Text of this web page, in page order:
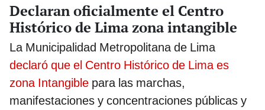
Declaran oficialmente el Centro
Histórico de Lima zona intangible
La Municipalidad Metropolitana de Lima
declaró que el Centro Histórico de Lima es
zona Intangible para las marchas,
manifestaciones y concentraciones públicas y